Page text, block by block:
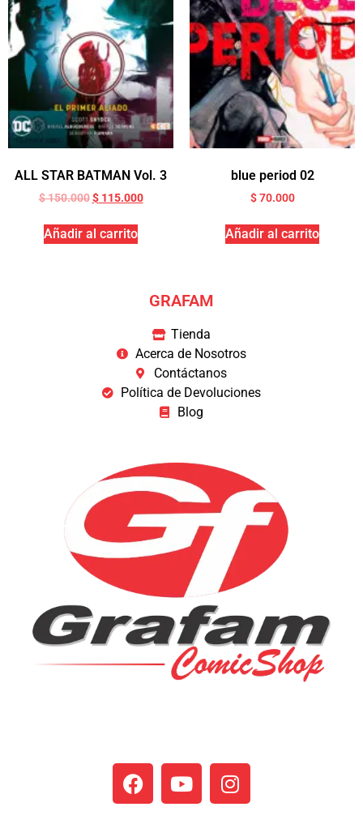
ALL STAR BATMAN Vol. 3
$150.000 $115.000
Añadir al carrito
blue period 02
$70.000
Añadir al carrito
GRAFAM
Tienda
Acerca de Nosotros
Contáctanos
Política de Devoluciones
Blog